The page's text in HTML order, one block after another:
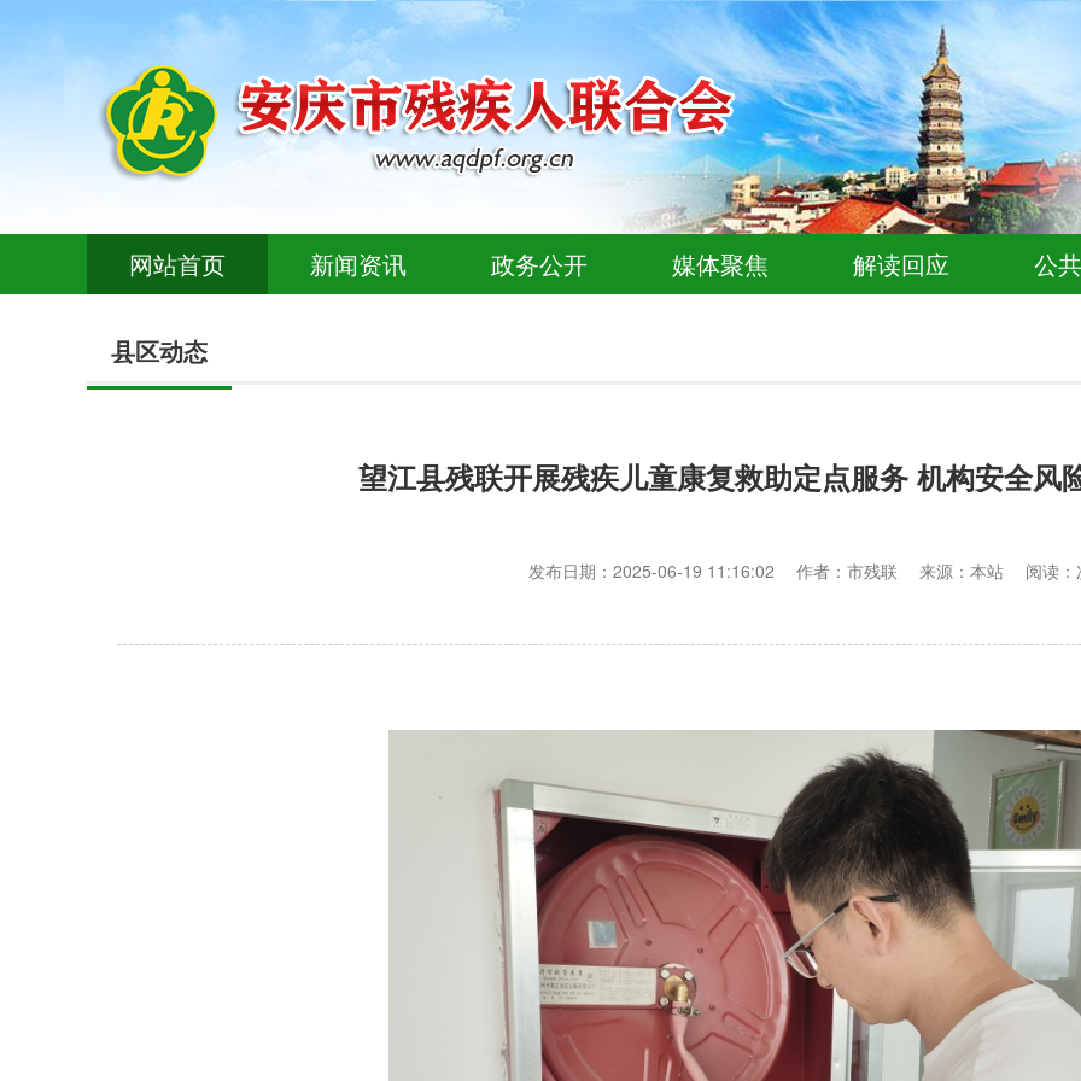
网站首页 新闻资讯 政务公开 媒体聚焦 解读回应 公
县区动态
望江县残联开展残疾儿童康复救助定点服务 机构安全风
发布日期：2025-06-19 11:16:02 作者：市残联 来源：本站 阅读：